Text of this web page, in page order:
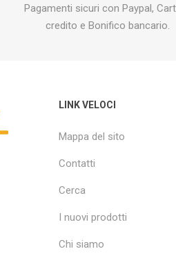
Pagamenti sicuri con Paypal,
credito e Bonifico bancario.
LINK VELOCI
Mappa del sito
Contatti
Cerca
I nuovi prodotti
Chi siamo